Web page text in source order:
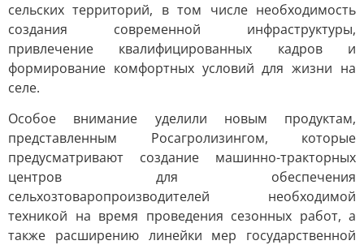
сельских территорий, в том числе необходимость
создания современной инфраструктуры,
привлечение квалифицированных кадров и
формирование комфортных условий для жизни на
селе.
Особое внимание уделили новым продуктам,
представленным Росагролизингом, которые
предусматривают создание машинно-тракторных
центров для обеспечения
сельхозтоваропроизводителей необходимой
техникой на время проведения сезонных работ, а
также расширению линейки мер государственной